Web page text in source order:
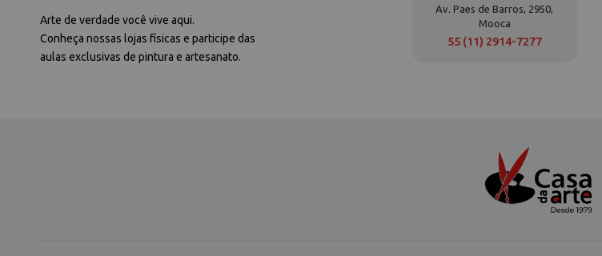
Arte de verdade você vive aqui.
Conheça nossas lojas físicas e participe das
aulas exclusivas de pintura e artesanato.
Av. Paes de Barros, 2950,
Mooca
55 (11) 2914-7277